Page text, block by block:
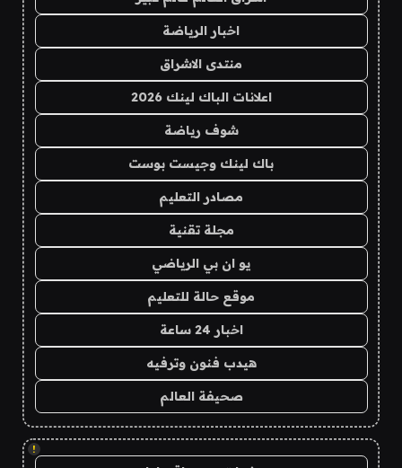
اخبار الرياضة
منتدى الاشراق
اعلانات الباك لينك 2026
شوف رياضة
باك لينك وجيست بوست
مصادر التعليم
مجلة تقنية
يو ان بي الرياضي
موقع حالة للتعليم
اخبار 24 ساعة
هيدب فنون وترفيه
صحيفة العالم
!